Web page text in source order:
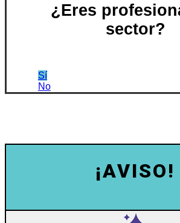
¿Eres
sector?
Sí
No
¡AVISO!